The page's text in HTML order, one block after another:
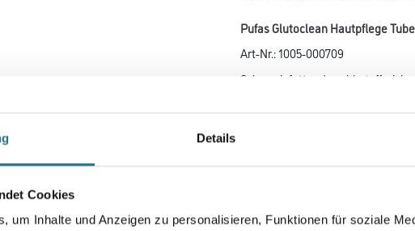
Details
Cookies
um Inhalte und Anzeigen zu personalisieren, Funktionen für soziale
Pufas Glutoclean Hautpflege
Art-Nr.:1005-000709
Schwach fettende,
strapazierten Haut.